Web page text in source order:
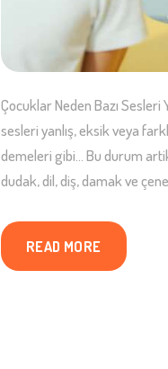
Çocuklar Neden Bazı
sesleri yanlış, eksik veya
demeleri gibi… Bu durum
dudak, dil, diş, damak ve
READ MORE